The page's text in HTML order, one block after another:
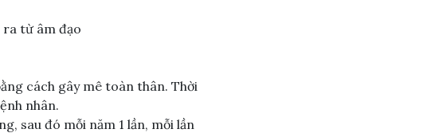
từ âm đạo
cách gây mê toàn thân. Thời
nhân.
sau đó mỗi năm 1 lần, mỗi lần